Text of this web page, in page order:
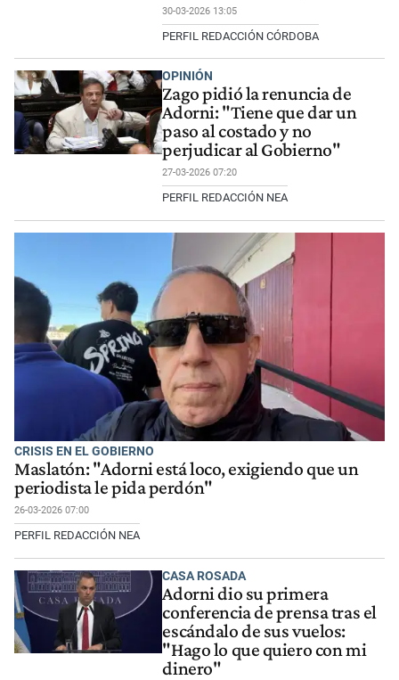
30-03-2026 13:05
PERFIL REDACCIÓN CÓRDOBA
OPINIÓN
Zago pidió la renuncia de
Adorni: "Tiene que dar un
paso al costado y no
perjudicar al Gobierno"
27-03-2026 07:20
PERFIL REDACCIÓN NEA
CRISIS EN EL GOBIERNO
Maslatón: "Adorni está loco, exigiendo que un
periodista le pida perdón"
26-03-2026 07:00
PERFIL REDACCIÓN NEA
CASA ROSADA
Adorni dio su primera
conferencia de prensa tras el
escándalo de sus vuelos:
"Hago lo que quiero con mi
dinero"